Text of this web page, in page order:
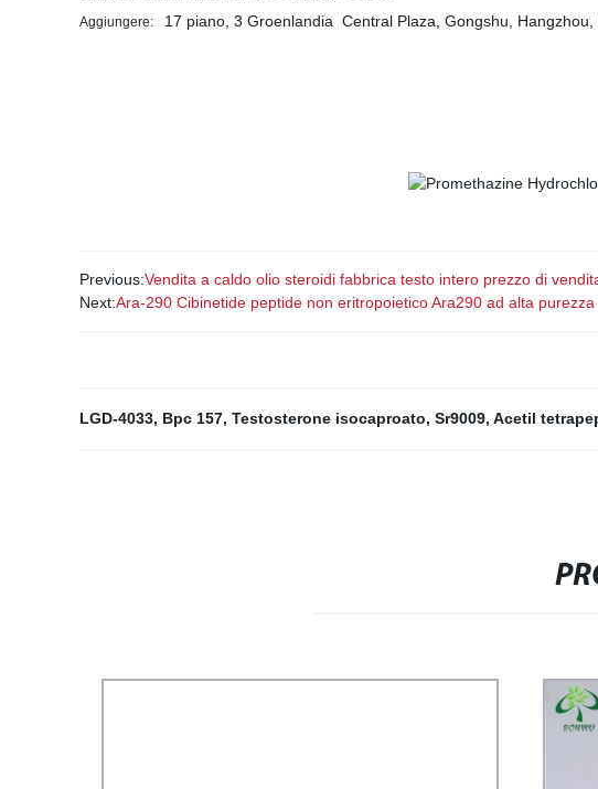
Aggiungere:
17 piano, 3 Groenlandia Central Plaza, Gongshu, Hangzhou,
Previous:Vendita a caldo olio steroidi fabbrica testo intero prezzo di
Next:Ara-290 Cibinetide peptide non eritropoietico Ara290 ad alta
LGD-4033, Bpc 157, Testosterone isocaproato, Sr9009, Acetil